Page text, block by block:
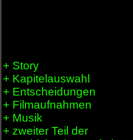
+ Story
+ Kapitelauswahl
+ Entscheidungen
+ Filmaufnahmen
+ Musik
+ zweiter Teil der